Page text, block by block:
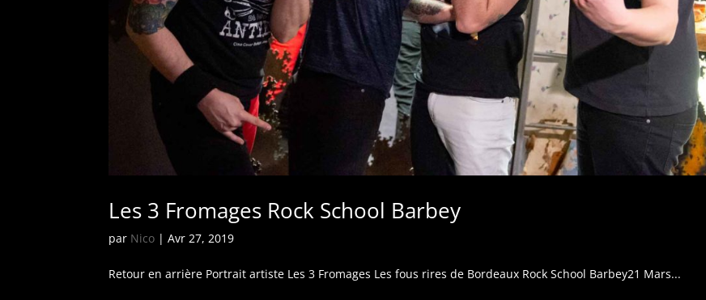
Les 3 Fromages Rock School Barbey
par Nico |Avr 27, 2019
Retour en arrière Portrait artiste Les 3 Fromages Les fous rires de Bordeaux Rock School Barbey21 Mars...